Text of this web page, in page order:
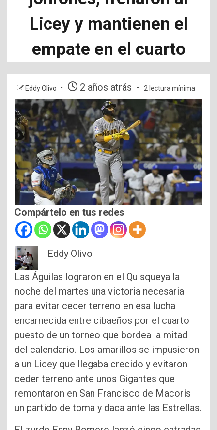
Licey y mantienen el
empate en el cuarto
Eddy Olivo 2 años atrás 2 lectura mínima
Compártelo en tus redes
Eddy Olivo
Las Águilas lograron en el Quisqueya la
noche del martes una victoria necesaria
para evitar ceder terreno en esa lucha
encarnecida entre cibaeños por el cuarto
puesto de un torneo que bordea la mitad
del calendario. Los amarillos se impusieron
a un Licey que llegaba crecido y evitaron
ceder terreno ante unos Gigantes que
remontaron en San Francisco de Macorís
un partido de toma y daca ante las Estrellas.